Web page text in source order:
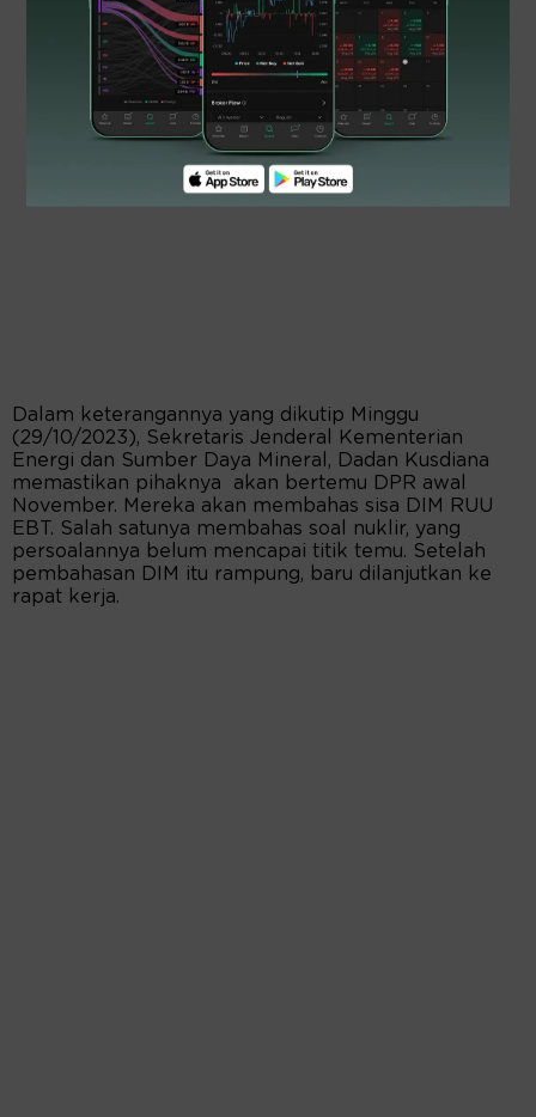
Dalam keterangannya yang dikutip Minggu
(29/10/2023), Sekretaris Jenderal Kementerian
Energi dan Sumber Daya Mineral, Dadan Kusdiana
memastikan pihaknya akan bertemu DPR awal
November. Mereka akan membahas sisa DIM RUU
EBT. Salah satunya membahas soal nuklir, yang
persoalannya belum mencapai titik temu. Setelah
pembahasan DIM itu rampung, baru dilanjutkan ke
rapat kerja.